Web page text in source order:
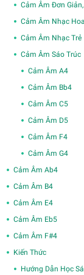
Cảm Âm Đơn
Cảm Âm Nhạc Hoa
Cảm Âm Nhạc Trẻ
Cảm Âm Sáo Trúc
Cảm Âm A4
Cảm Âm Bb4
Cảm Âm C5
Cảm Âm D5
Cảm Âm F4
Cảm Âm G4
Cảm Âm Ab4
Cảm Âm B4
Cảm Âm E4
Cảm Âm Eb5
Cảm Âm F#4
Kiến Thức
Hướng Dẫn Học